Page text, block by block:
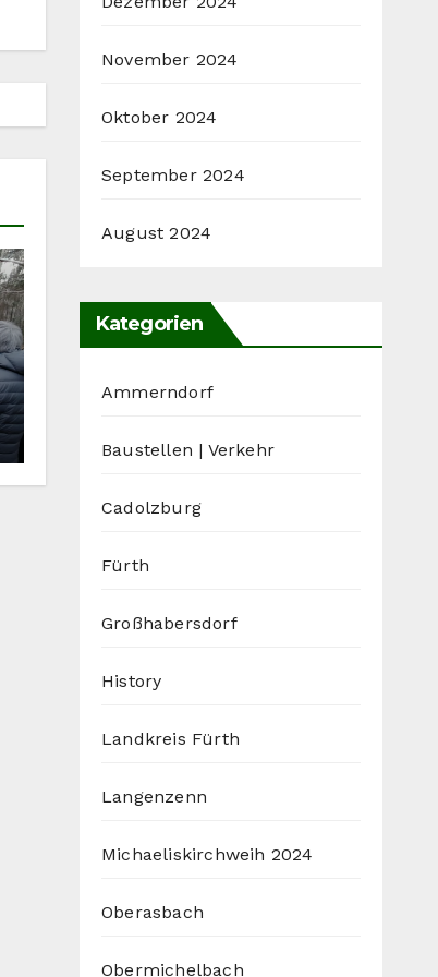
November 2024
Oktober 2024
September 2024
August 2024
Kategorien
Ammerndorf
Baustellen | Verkehr
Cadolzburg
Fürth
Großhabersdorf
History
Landkreis Fürth
Langenzenn
Michaeliskirchweih 2024
Oberasbach
Obermichelbach